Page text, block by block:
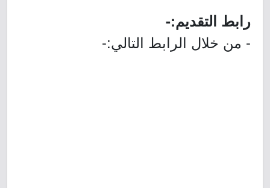
رابط التقديم:-
- من خلال الرابط التالي:-